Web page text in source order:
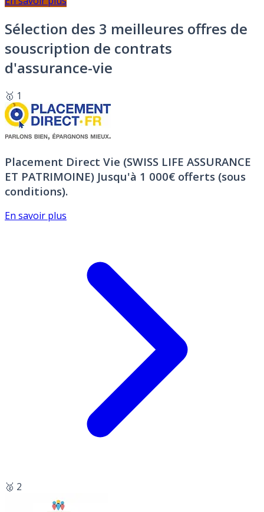
Sélection des 3 meilleures offres de
souscription de contrats
d'assurance-vie
🥇 1
Placement Direct Vie (SWISS LIFE ASSURANCE
ET PATRIMOINE) Jusqu'à 1 000€ offerts (sous
conditions).
En savoir plus
🥈 2